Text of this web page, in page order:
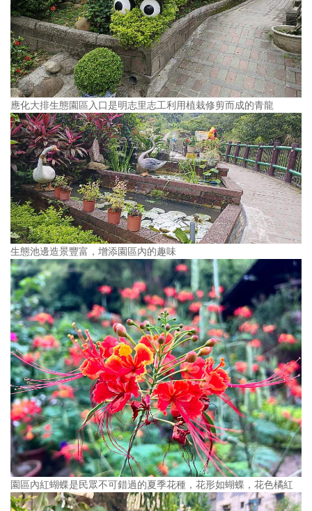
應化大排生態園區入口是明志里志工利用植栽修剪而成的青龍
生態池邊造景豐富，增添園區內的趣味
園區內紅蝴蝶是民眾不可錯過的夏季花種，花形如蝴蝶，花色橘紅